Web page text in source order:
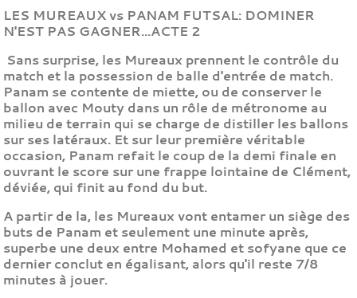
LES MUREAUX vs PANAM FUTSAL: DOMINER
N'EST PAS GAGNER...ACTE 2
Sans surprise, les Mureaux prennent le contrôle du
match et la possession de balle d'entrée de match.
Panam se contente de miette, ou de conserver le
ballon avec Mouty dans un rôle de métronome au
milieu de terrain qui se charge de distiller les ballons
sur ses latéraux. Et sur leur première véritable
occasion, Panam refait le coup de la demi finale en
ouvrant le score sur une frappe lointaine de Clément,
déviée, qui finit au fond du but.
A partir de la, les Mureaux vont entamer un siège des
buts de Panam et seulement une minute après,
superbe une deux entre Mohamed et sofyane que ce
dernier conclut en égalisant, alors qu'il reste 7/8
minutes à jouer.